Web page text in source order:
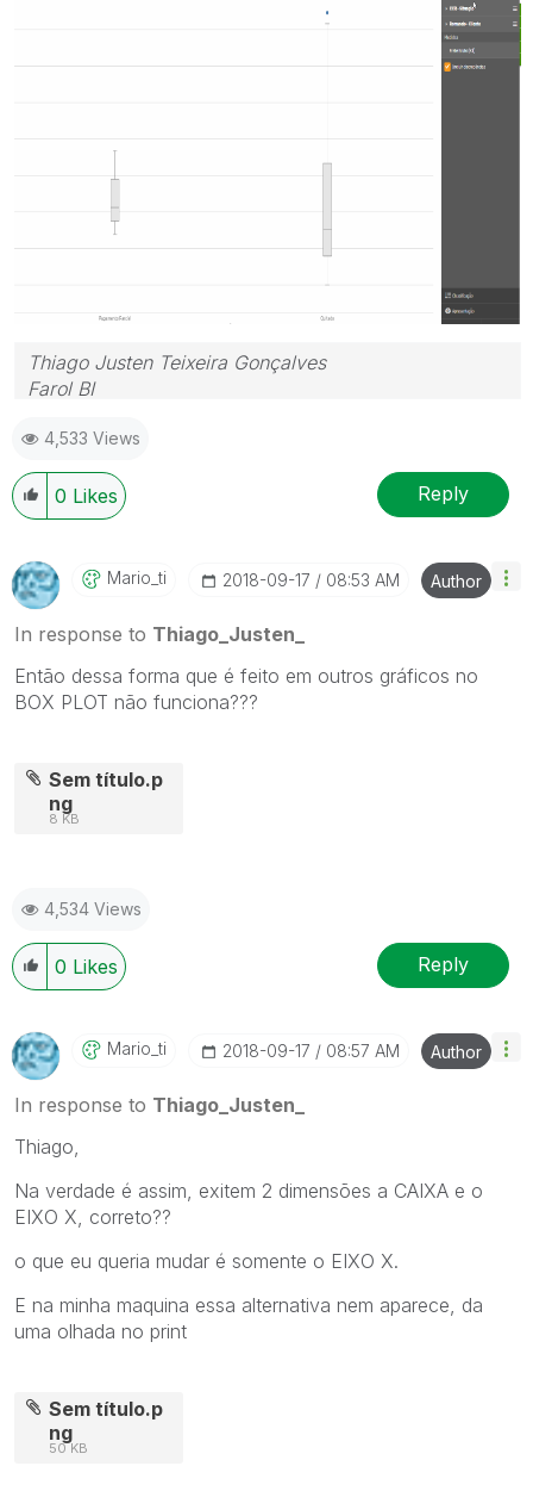
Thiago Justen Teixeira Gonçalves
Farol BI
Skype: justen.thiago
4,533 Views
0 Likes Reply
Mario_ti ‎2018-09-17 08:53 AM Author
In response to Thiago_Justen_
Então dessa forma que é feito em outros gráficos no
BOX PLOT não funciona???
Sem título.p
ng
8 KB
4,534 Views
0 Likes Reply
Mario_ti ‎2018-09-17 08:57 AM Author
In response to Thiago_Justen_
Thiago,
Na verdade é assim, exitem 2 dimensões a CAIXA e o
EIXO X, correto??
o que eu queria mudar é somente o EIXO X.
E na minha maquina essa alternativa nem aparece, da
uma olhada no print
Sem título.p
ng
50 KB